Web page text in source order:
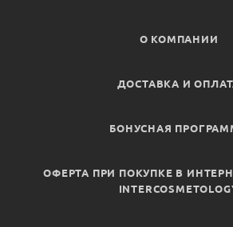
О КОМПАНИИ
ДОСТАВКА И
БОНУСНАЯ
ОФЕРТА ПРИ ПОКУПКЕ В